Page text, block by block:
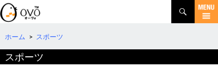
検
索
コ
テ
へ
ホーム > スポーツ
スポーツ